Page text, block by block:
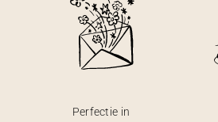
Perfectie in